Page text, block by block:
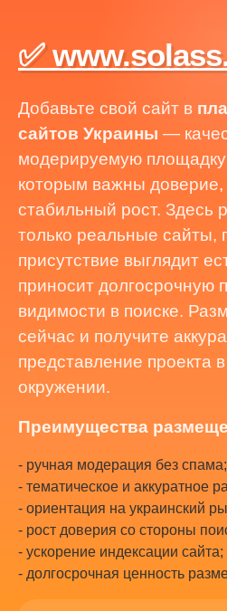
✅
Добавьте свой сайт в
сайтов Украины —
модерируемую площадку
которым важны доверие,
стабильный рост. Здесь
только реальные сайты,
присутствие выглядит
приносит долгосрочную
видимости в поиске.
сейчас и получите
представление проекта
окружении.
Преимущества
- ручная модерация без спама;
- тематическое и аккуратное
- ориентация на украинский
- рост доверия со стороны
- ускорение индексации сайта;
- долгосрочная ценность